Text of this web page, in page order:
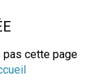
pas cette page